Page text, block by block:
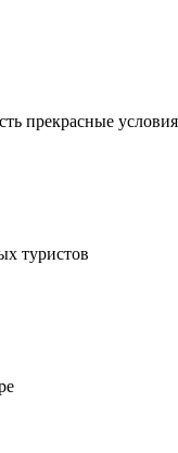
прекрасные условия
туристов